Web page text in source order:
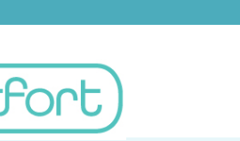
Montfort